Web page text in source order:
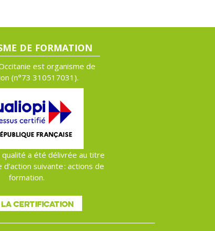
DE FORMATION
est organisme de
(n°73 310517031).
qualité a été délivrée au titre
suivante : actions de
formation.
CERTIFICATION